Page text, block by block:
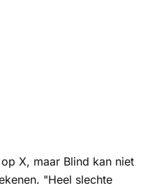
X, maar Blind kan niet
"Heel slechte